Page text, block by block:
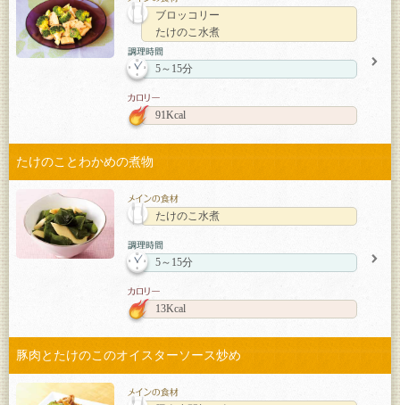
ブロッコリー
たけのこ水煮
5～15分
91Kcal
たけのことわかめの煮物
たけのこ水煮
5～15分
13Kcal
豚肉とたけのこのオイスターソース炒め